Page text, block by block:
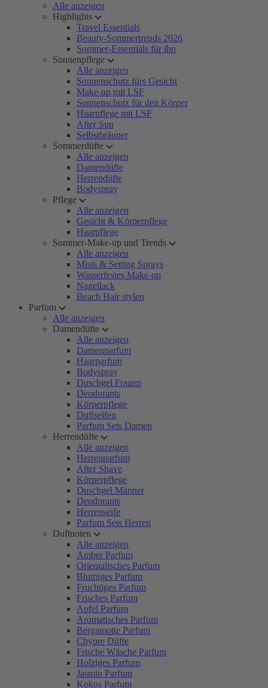
Alle anzeigen
Highlights
Travel Essentials
Beauty-Sommertrends 2026
Sommer-Essentials für ihn
Sonnenpflege
Alle anzeigen
Sonnenschutz fürs Gesicht
Make-up mit LSF
Sonnenschutz für den Körper
Haarpflege mit LSF
After Sun
Selbstbräuner
Sommerdüfte
Alle anzeigen
Damendüfte
Herrendüfte
Bodyspray
Pflege
Alle anzeigen
Gesicht & Körperpflege
Haarpflege
Sommer-Make-up und Trends
Alle anzeigen
Mists & Setting Sprays
Wasserfestes Make-up
Nagellack
Beach Hair stylen
Parfum
Alle anzeigen
Damendüfte
Alle anzeigen
Damenparfum
Haarparfum
Bodyspray
Duschgel Frauen
Deodorants
Körperpflege
Duftseifen
Parfum Sets Damen
Herrendüfte
Alle anzeigen
Herrenparfum
After Shave
Körperpflege
Duschgel Männer
Deodorants
Herrenseife
Parfum Sets Herren
Duftnoten
Alle anzeigen
Amber Parfum
Orientalisches Parfum
Blumiges Parfum
Fruchtiges Parfum
Frisches Parfum
Apfel Parfum
Aromatisches Parfum
Bergamotte Parfum
Chypre Düfte
Frische Wäsche Parfum
Holziges Parfum
Jasmin Parfum
Kokos Parfum